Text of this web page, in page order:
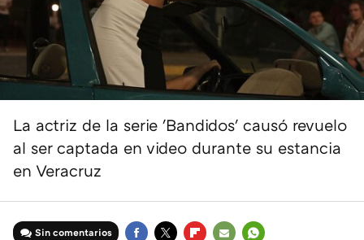
La actriz de la serie 'Bandidos' causó revuelo
al ser captada en video durante su estancia
en Veracruz
Sin comentarios